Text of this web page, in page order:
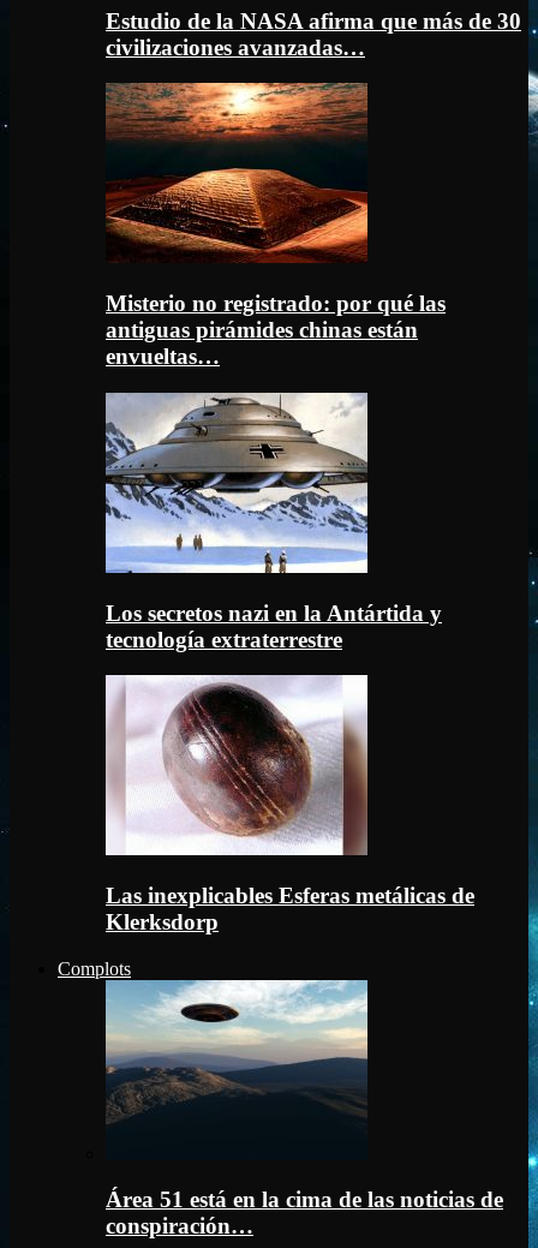
Estudio de la NASA afirma que más de 30
civilizaciones avanzadas…
Misterio no registrado: por qué las
antiguas pirámides chinas están
envueltas…
Los secretos nazi en la Antártida y
tecnología extraterrestre
Las inexplicables Esferas metálicas de
Klerksdorp
Complots
Área 51 está en la cima de las noticias de
conspiración…